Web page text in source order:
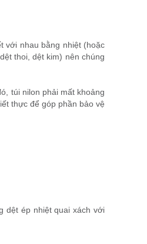
với nhau bằng nhiệt (hoặc
thoi, dệt kim) nên chúng
túi nilon phải mất khoảng
thực để góp phần bảo vệ
dệt ép nhiệt quai xách với